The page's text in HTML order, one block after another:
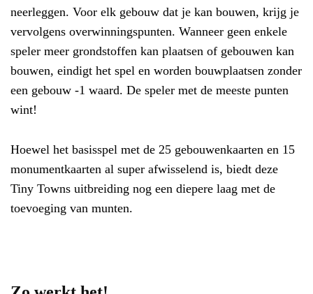
neerleggen. Voor elk gebouw dat je kan bouwen, krijg je
vervolgens overwinningspunten. Wanneer geen enkele
speler meer grondstoffen kan plaatsen of gebouwen kan
bouwen, eindigt het spel en worden bouwplaatsen zonder
een gebouw -1 waard. De speler met de meeste punten
wint!
Hoewel het basisspel met de 25 gebouwenkaarten en 15
monumentkaarten al super afwisselend is, biedt deze
Tiny Towns uitbreiding nog een diepere laag met de
toevoeging van munten.